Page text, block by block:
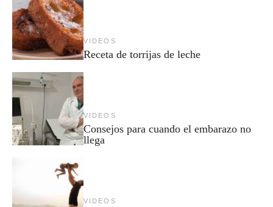
VIDEOS
Receta de torrijas de leche
VIDEOS
Consejos para cuando el embarazo no
llega
VIDEOS